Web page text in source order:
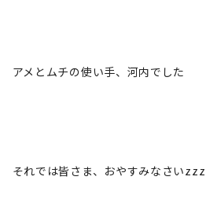
アメとムチの使い手、河内でした
それでは皆さま、おやすみなさいzzz